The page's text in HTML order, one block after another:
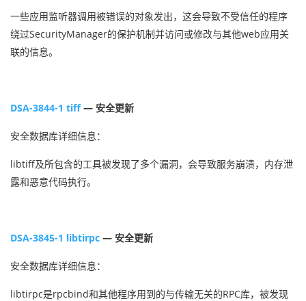
一些应用监听器调用被错误的对象发出，这会导致不受信任的程序
绕过SecurityManager的保护机制并访问或修改与其他web应用关
联的信息。
DSA-3844-1 tiff— 安全更新
安全数据库详细信息：
libtiff及所包含的工具被发现了多个漏洞，会导致服务崩溃，内存泄
露和恶意代码执行。
DSA-3845-1 libtirpc — 安全更新
安全数据库详细信息：
libtirpc是rpcbind和其他程序用到的与传输无关的RPC库，被发现